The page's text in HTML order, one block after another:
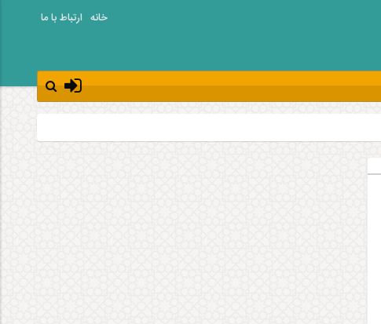
خانه ارتباط با ما